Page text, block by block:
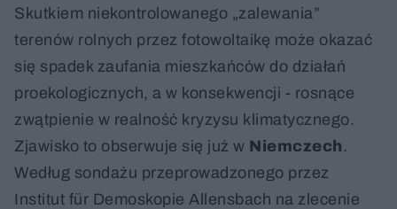
Skutkiem niekontrolowanego „zalewania”
terenów rolnych przez fotowoltaikę może okazać
się spadek zaufania mieszkańców do działań
proekologicznych, a w konsekwencji - rosnące
zwątpienie w realność kryzysu klimatycznego.
Zjawisko to obserwuje się już w Niemczech .
Według sondażu przeprowadzonego przez
Institut für Demoskopie Allensbach na zlecenie